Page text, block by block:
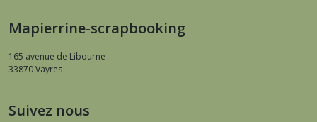
Mapierrine-scrapbooking
165 avenue de Libourne
33870Vayres
Suivez nous